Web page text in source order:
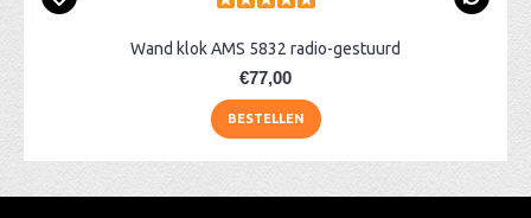
Wand klok AMS 5832 radio-gestuurd
€77,00
BESTELLEN